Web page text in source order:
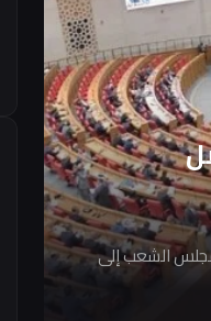
الشعب إلى